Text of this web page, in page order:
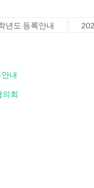
년도 등록안내
내
의회